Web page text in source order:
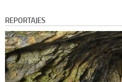
REPORTAJES